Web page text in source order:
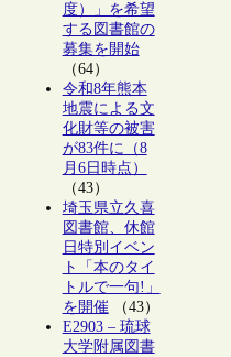
度）」を希望
する図書館の
募集を開始
（64）
令和8年熊本
地震による文
化財等の被害
が83件に（8
月6日時点）
（43）
埼玉県立久喜
図書館、休館
日特別イベン
ト「本のタイ
トルで一句!」
を開催（43）
E2903 – 琉球
大学附属図書